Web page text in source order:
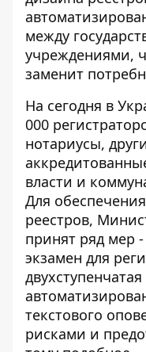
между
учреждениями,
заменит
На сегодня в
000
нотариусы,
власти и
Для
реестров,
принят ряд мер
экзамен для
текстового
рисками и